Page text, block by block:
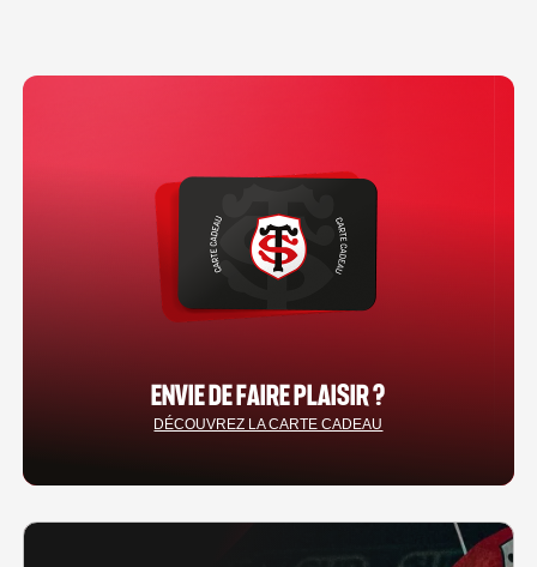
ENVIE DE FAIRE PLAISIR ?
DÉCOUVREZ LA CARTE CADEAU